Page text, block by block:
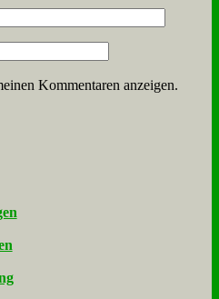
Kommentaren anzeigen.